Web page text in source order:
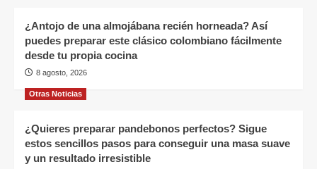
¿Antojo de una almojábana recién horneada? Así
puedes preparar este clásico colombiano fácilmente
desde tu propia cocina
8 agosto, 2026
Otras Noticias
¿Quieres preparar pandebonos perfectos? Sigue
estos sencillos pasos para conseguir una masa suave
y un resultado irresistible